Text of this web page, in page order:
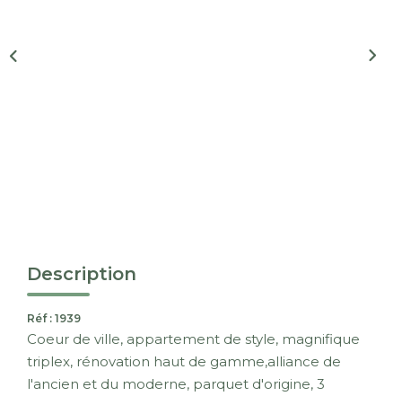
Description
Réf : 1939
Coeur de ville, appartement de style, magnifique
triplex, rénovation haut de gamme,alliance de
l'ancien et du moderne, parquet d'origine, 3